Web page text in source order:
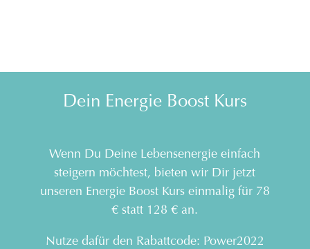
Dein Energie Boost Kurs
Wenn Du Deine Lebensenergie einfach
steigern möchtest, bieten wir Dir jetzt
unseren Energie Boost Kurs einmalig für 78
€ statt 128 € an.
Nutze dafür den Rabattcode: Power2022